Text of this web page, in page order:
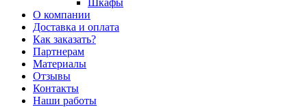
Шкафы
О компании
Доставка и оплата
Как заказать?
Партнерам
Материалы
Отзывы
Контакты
Наши работы